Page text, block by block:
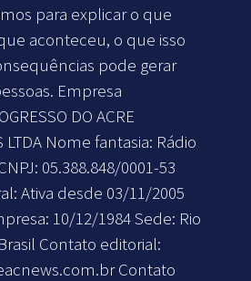
para explicar o que
aconteceu, o que isso
pode gerar
Empresa
DO ACRE
LTDA Nome fantasia: Rádio
05.388.848/0001-53
Ativa desde 03/11/2005
10/12/1984 Sede: Rio
Contato editorial:
Contato